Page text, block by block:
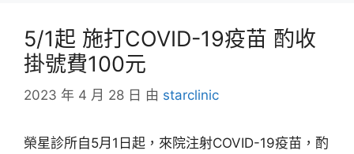
5/1起 施打COVID-19疫苗 酌收
掛號費100元
2023 年 4 月 28 日 由 starclinic
榮星診所自5月1日起，來院注射COVID-19疫苗，酌